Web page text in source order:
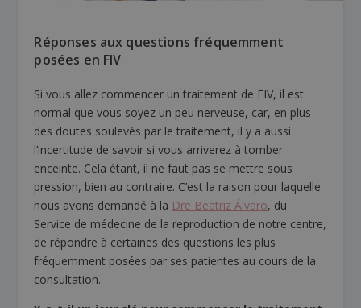
Réponses aux questions fréquemment
posées en FIV
Si vous allez commencer un traitement de FIV, il est
normal que vous soyez un peu nerveuse, car, en plus
des doutes soulevés par le traitement, il y a aussi
l’incertitude de savoir si vous arriverez à tomber
enceinte. Cela étant, il ne faut pas se mettre sous
pression, bien au contraire. C’est la raison pour laquelle
nous avons demandé à la Dre Beatriz Álvaro, du
Service de médecine de la reproduction de notre centre,
de répondre à certaines des questions les plus
fréquemment posées par ses patientes au cours de la
consultation.